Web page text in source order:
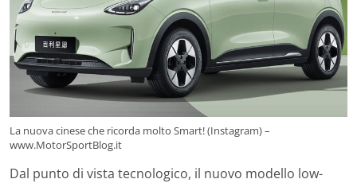
La nuova cinese che ricorda molto Smart! (Instagram) –
www.MotorSportBlog.it
Dal punto di vista tecnologico, il nuovo modello low-